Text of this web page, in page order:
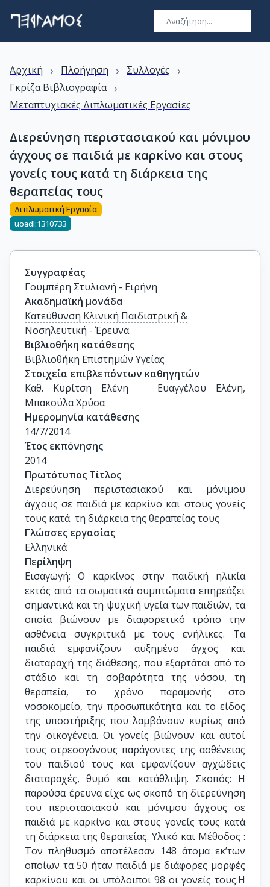
Αρχική › Πλοήγηση › Συλλογές ›
Γκρίζα Βιβλιογραφία ›
Μεταπτυχιακές Διπλωματικές Εργασίες
Διερεύνηση περιστασιακού και μόνιμου
άγχους σε παιδιά με καρκίνο και στους
γονείς τους κατά τη διάρκεια της
θεραπείας τους
Διπλωματική Εργασία
uoadl:1310733
Συγγραφέας
Γουμπέρη Στυλιανή - Ειρήνη
Ακαδημαϊκή μονάδα
Κατεύθυνση Κλινική Παιδιατρική &
Νοσηλευτική - Έρευνα
Βιβλιοθήκη κατάθεσης
Βιβλιοθήκη Επιστημών Υγείας
Στοιχεία επιβλεπόντων καθηγητών
Καθ. Κυρίτση Ελένη   Ευαγγέλου Ελένη,
Μπακούλα Χρύσα
Ημερομηνία κατάθεσης
14/7/2014
Έτος εκπόνησης
2014
Πρωτότυπος Τίτλος
Διερεύνηση περιστασιακού και μόνιμου
άγχους σε παιδιά με καρκίνο και στους γονείς
τους κατά  τη διάρκεια της θεραπείας τους
Γλώσσες εργασίας
Ελληνικά
Περίληψη
Εισαγωγή: Ο καρκίνος στην παιδική ηλικία
εκτός από τα σωματικά συμπτώματα επηρεάζει
σημαντικά και τη ψυχική υγεία των παιδιών, τα
οποία βιώνουν με διαφορετικό τρόπο την
ασθένεια συγκριτικά με τους ενήλικες. Τα
παιδιά εμφανίζουν αυξημένο άγχος και
διαταραχή της διάθεσης, που εξαρτάται από το
στάδιο και τη σοβαρότητα της νόσου, τη
θεραπεία, το χρόνο παραμονής στο
νοσοκομείο, την προσωπικότητα και το είδος
της υποστήριξης που λαμβάνουν κυρίως από
την οικογένεια. Οι γονείς βιώνουν και αυτοί
τους στρεσογόνους παράγοντες της ασθένειας
του παιδιού τους και εμφανίζουν αγχώδεις
διαταραχές, θυμό και κατάθλιψη. Σκοπός: Η
παρούσα έρευνα είχε ως σκοπό τη διερεύνηση
του περιστασιακού και μόνιμου άγχους σε
παιδιά με καρκίνο και στους γονείς τους κατά
τη διάρκεια της θεραπείας. Υλικό και Μέθοδος :
Τον πληθυσμό αποτέλεσαν 148 άτομα εκ’των
οποίων τα 50 ήταν παιδιά με διάφορες μορφές
καρκίνου και οι υπόλοιποι 98 οι γονείς τους.Η